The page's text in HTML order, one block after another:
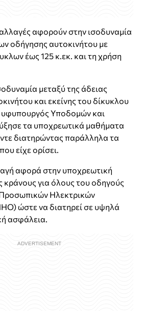
αφορούν στην ισοδυναμία
οδήγησης αυτοκινήτου με
έως 125 κ.εκ. και τη χρήση
μεταξύ της άδειας
και εκείνης του δίκυκλου
υφυπουργός Υποδομών και
τα υποχρεωτικά μαθήματα
διατηρώντας παράλληλα τα
είχε ορίσει.
αφορά στην υποχρεωτική
κράνους για όλους του οδηγούς
Ηλεκτρικών
ώστε να διατηρεί σε υψηλά
ασφάλεια.